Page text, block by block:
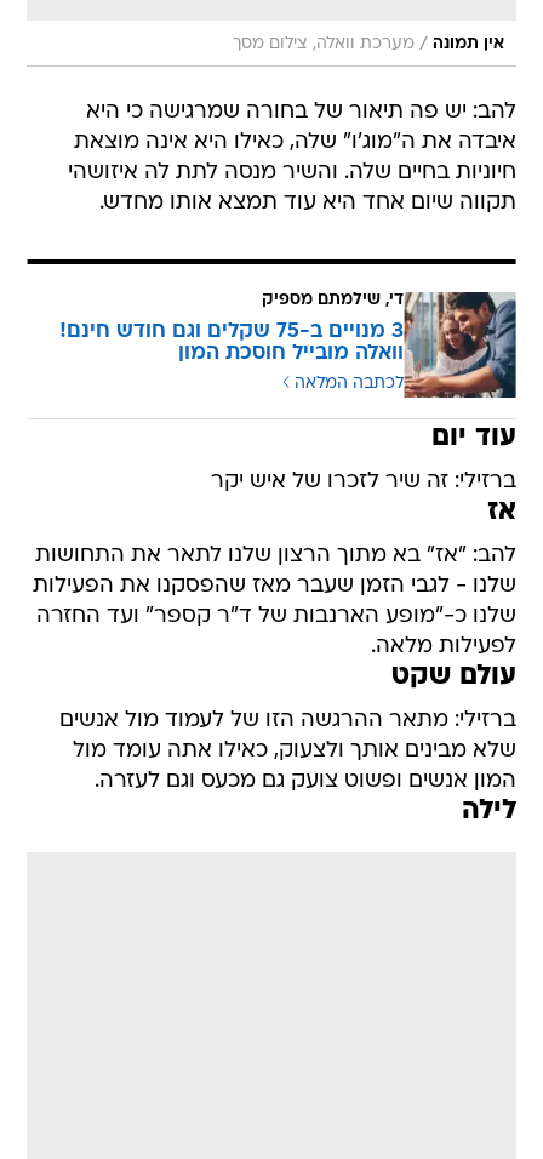
אין תמונה / מערכת וואלה, צילום מסך
להב: יש פה תיאור של בחורה שמרגישה כי היא
איבדה את ה"מוג'ו" שלה, כאילו היא אינה מוצאת
חיוניות בחיים שלה. והשיר מנסה לתת לה איזושהי
תקווה שיום אחד היא עוד תמצא אותו מחדש.
די, שילמתם מספיק
3 מנויים ב-75 שקלים וגם חודש חינם!
וואלה מובייל חוסכת המון
לכתבה המלאה
עוד יום
ברזילי: זה שיר לזכרו של איש יקר
אז
להב: "אז" בא מתוך הרצון שלנו לתאר את התחושות
שלנו - לגבי הזמן שעבר מאז שהפסקנו את הפעילות
שלנו כ-"מופע הארנבות של ד"ר קספר" ועד החזרה
לפעילות מלאה.
עולם שקט
ברזילי: מתאר ההרגשה הזו של לעמוד מול אנשים
שלא מבינים אותך ולצעוק, כאילו אתה עומד מול
המון אנשים ופשוט צועק גם מכעס וגם לעזרה.
לילה